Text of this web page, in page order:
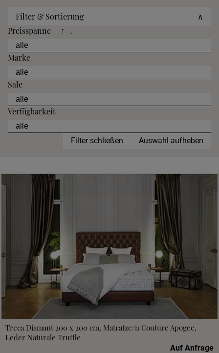
Filter & Sortierung
∧
Preisspanne
↑ ↓
Marke
Sale
Verfügbarkeit
Filter schließen Auswahl aufheben
Treca Diamant 200 x 200 cm, Matratze/n Couture Apogee,
Leder Naturale Truffle
Auf Anfrage